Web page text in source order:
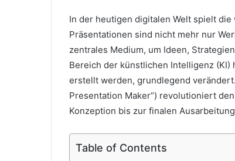
In der heutigen digitalen Welt spielt
Präsentationen sind nicht mehr nur
zentrales Medium, um Ideen,
Bereich der künstlichen Intelligenz (KI)
erstellt werden, grundlegend
Presentation Maker“) revolutioniert
Konzeption bis zur finalen
Table of Contents